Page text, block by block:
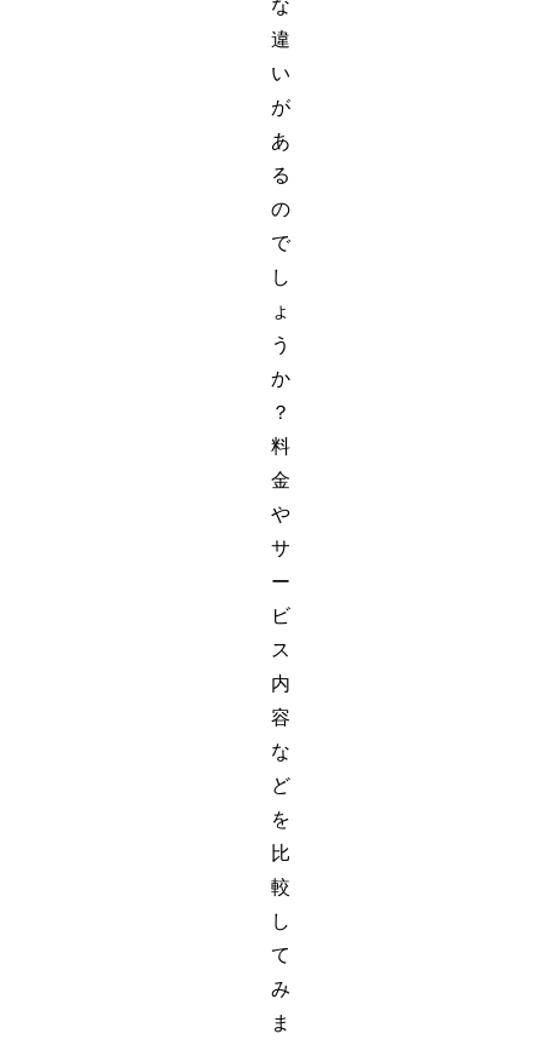
な
違
い
が
あ
る
の
で
し
ょ
う
か
？
料
金
や
サ
ー
ビ
ス
内
容
な
ど
を
比
較
し
て
み
ま